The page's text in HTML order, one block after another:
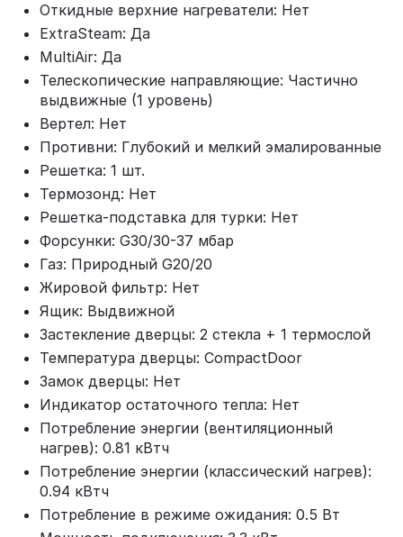
Откидные верхние нагреватели: Нет
ExtraSteam: Да
MultiAir: Да
Телескопические направляющие: Частично
выдвижные (1 уровень)
Вертел: Нет
Противни: Глубокий и мелкий эмалированные
Решетка: 1 шт.
Термозонд: Нет
Решетка-подставка для турки: Нет
Форсунки: G30/30-37 мбар
Газ: Природный G20/20
Жировой фильтр: Нет
Ящик: Выдвижной
Застекление дверцы: 2 стекла + 1 термослой
Температура дверцы: CompactDoor
Замок дверцы: Нет
Индикатор остаточного тепла: Нет
Потребление энергии (вентиляционный
нагрев): 0.81 кВтч
Потребление энергии (классический нагрев):
0.94 кВтч
Потребление в режиме ожидания: 0.5 Вт